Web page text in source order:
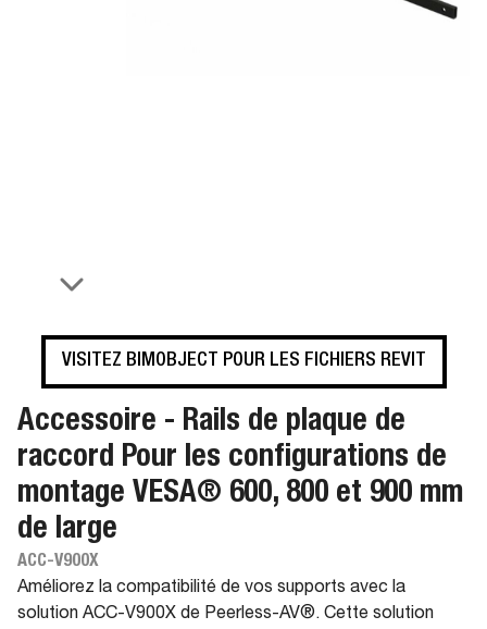
VISITEZ BIMOBJECT POUR LES FICHIERS REVIT
Accessoire - Rails de plaque de
raccord Pour les configurations de
montage VESA® 600, 800 et 900 mm
de large
ACC-V900X
Améliorez la compatibilité de vos supports avec la
solution ACC-V900X de Peerless-AV®. Cette solution